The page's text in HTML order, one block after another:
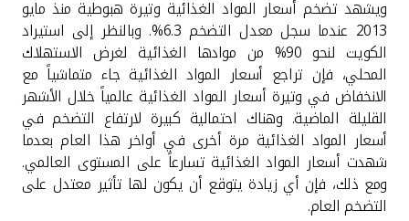
تركيا
مصر
المملكة المتحدة
مملكة البحرين
ويشهد تضخم أسعار المواد الغذائية وتيرة هبوطية منذ مايو
2013 عندما سجل معدل التضخم 6.3%. وبالنظر إلى استيراد
الكويت لنحو 90% من موادها الغذائية لغرض الاستهلاك
المحلي، فإن تراجع أسعار المواد الغذائية جاء متماشياً مع
الانخفاض في وتيرة أسعار المواد الغذائية عالمياً خلال الأشهر
القليلة الماضية. وهناك احتمالية كبيرة لارتفاع التضخم في
أسعار المواد الغذائية مرة أخرى في أواخر هذا العام بعدما
شهدت أسعار المواد الغذائية تسارعاً على المستوى العالمي.
ومع ذلك، فإن أي زيادة يتوقع أن يكون لها تأثير معتدل على
التضخم العام.